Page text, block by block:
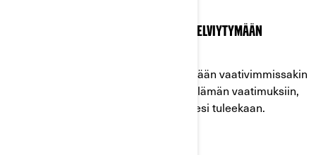
MAASTOAJONEUVOJA, JOTKA ON TEHTY SELVIYTYMÄÄN
Ajoneuvomme on suunniteltu kestämään vaativimmissakin
olosuhteissa ja vastaamaan maastoelämän vaatimuksiin,
ja ne ovat tukenasi, mitä tahansa eteesi tuleekaan.